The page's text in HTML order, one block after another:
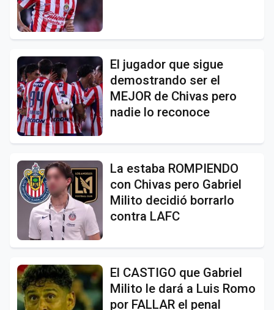
El jugador que sigue
demostrando ser el
MEJOR de Chivas pero
nadie lo reconoce
La estaba ROMPIENDO
con Chivas pero Gabriel
Milito decidió borrarlo
contra LAFC
El CASTIGO que Gabriel
Milito le dará a Luis Romo
por FALLAR el penal